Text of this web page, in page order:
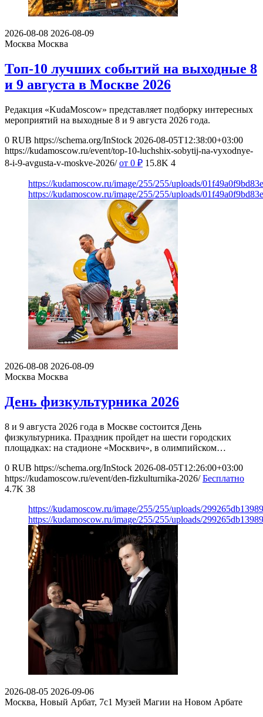
2026-08-08 2026-08-09
Москва Москва
Топ-10 лучших событий на выходные 8
и 9 августа в Москве 2026
Редакция «KudaMoscow» представляет подборку интересных
мероприятий на выходные 8 и 9 августа 2026 года.
0 RUB https://schema.org/InStock 2026-08-05T12:38:00+03:00
https://kudamoscow.ru/event/top-10-luchshix-sobytij-na-vyxodnye-
8-i-9-avgusta-v-moskve-2026/ от 0 ₽ 15.8K 4
https://kudamoscow.ru/image/255/255/uploads/
https://kudamoscow.ru/image/255/255/uploads/
2026-08-08 2026-08-09
Москва Москва
День физкультурника 2026
8 и 9 августа 2026 года в Москве состоится День
физкультурника. Праздник пройдет на шести городских
площадках: на стадионе «Москвич», в олимпийском…
0 RUB https://schema.org/InStock 2026-08-05T12:26:00+03:00
https://kudamoscow.ru/event/den-fizkulturnika-2026/ Бесплатно
4.7K 38
https://kudamoscow.ru/image/255/255/uploads/
https://kudamoscow.ru/image/255/255/uploads/
2026-08-05 2026-09-06
Москва, Новый Арбат, 7с1 Музей Магии на Новом Арбате